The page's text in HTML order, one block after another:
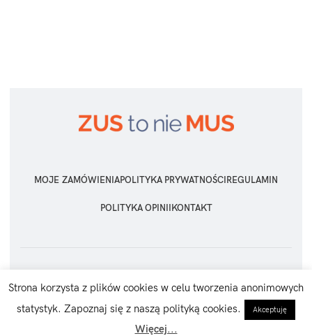
MOJE ZAMÓWIENIAPOLITYKA PRYWATNOŚCI REGULAMIN
POLITYKA OPINII KONTAKT
Strona korzysta z plików cookies w celu tworzenia anonimowych
statystyk. Zapoznaj się z naszą polityką cookies.
Akceptuję
Więcej...